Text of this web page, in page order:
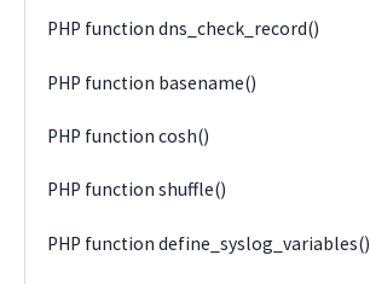
PHP function dns_check_record()
PHP function basename()
PHP function cosh()
PHP function shuffle()
PHP function define_syslog_variables()